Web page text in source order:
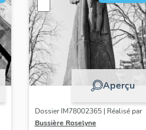
Aperçu
Dossier IM78002365 | Réalisé par
Bussière Roselyne